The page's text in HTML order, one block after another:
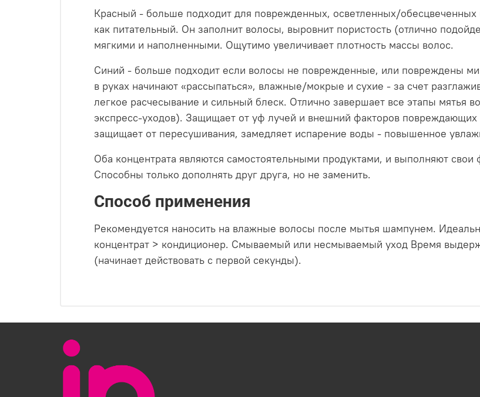
Красный - больше подходит для поврежденных, осветленных/обесцвеченных
как питательный. Он заполнит волосы, выровнит пористость (отлично
мягкими и наполненными. Ощутимо увеличивает плотность массы волос.
Синий - больше подходит если волосы не поврежденные, или повреждены
в руках начинают «рассыпаться», влажные/мокрые и сухие - за счет
легкое расчесывание и сильный блеск. Отлично завершает все этапы мятья
экспресс-уходов). Защищает от уф лучей и внешний факторов повреждающих
защищает от пересушивания, замедляет испарение воды - повышенное
Оба концентрата являются самостоятельными продуктами, и выполняют свои
Способны только дополнять друг друга, но не заменить.
Способ применения
Рекомендуется наносить на влажные волосы после мытья шампунем.
концентрат > кондиционер. Смываемый или несмываемый уход Время
(начинает действовать с первой секунды).